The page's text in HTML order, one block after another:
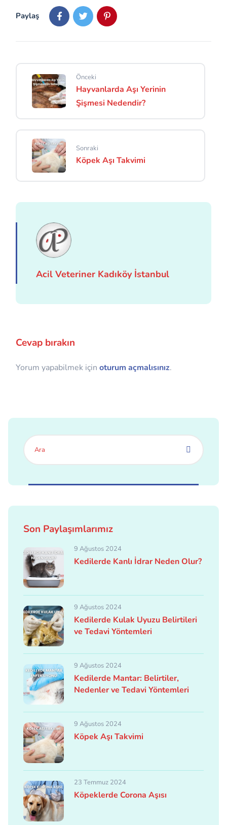
Paylaş
Önceki
Hayvanlarda Aşı Yerinin
Şişmesi Nedendir?
Sonraki
Köpek Aşı Takvimi
Acil Veteriner Kadıköy İstanbul
Cevap bırakın
Yorum yapabilmek için oturum açmalısınız.
Son Paylaşımlarımız
9 Ağustos 2024
Kedilerde Kanlı İdrar Neden Olur?
9 Ağustos 2024
Kedilerde Kulak Uyuzu Belirtileri
ve Tedavi Yöntemleri
9 Ağustos 2024
Kedilerde Mantar: Belirtiler,
Nedenler ve Tedavi Yöntemleri
9 Ağustos 2024
Köpek Aşı Takvimi
23 Temmuz 2024
Köpeklerde Corona Aşısı